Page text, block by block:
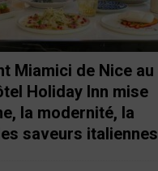
Miamici de Nice au
Holiday Inn mise
la modernité, la
saveurs italiennes